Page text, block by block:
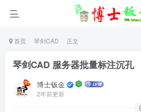
首页 琴剑CAD 正文
琴剑CAD 服务器批量标注沉孔
博士钣金
2年前更新